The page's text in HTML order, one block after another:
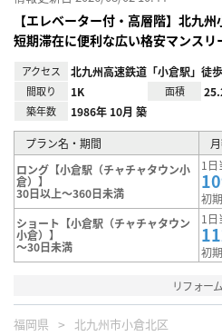
【エレベーター付・高層階】北九
短期滞在に便利な広い格安マンスリ
アクセス 北九州高速鉄道「小倉駅」徒
間取り 1K 面積
築年数 1986年 10月 築
プラン名・期間
ロング【小倉駅（チャチャタウン小
倉）】
30日以上～360日未満
1日
初
ショート【小倉駅（チャチャタウン
小倉）】
～30日未満
1日
初
リフォー
福岡県 北九州市小倉北区